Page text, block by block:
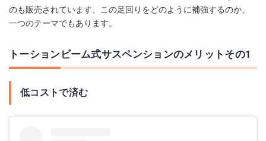
のも販売されています、この足回りをどのように補強するのか、
一つのテーマでもあります。
トーションビーム式サスペンションのメリットその1
低コストで済む